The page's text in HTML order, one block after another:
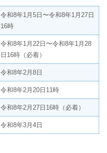
令和8年1月5日〜令和8年1月27日
16時
令和8年1月22日〜令和8年1月28
日16時（必着）
令和8年2月8日
令和8年2月20日11時
令和8年2月27日16時（必着）
令和8年3月4日